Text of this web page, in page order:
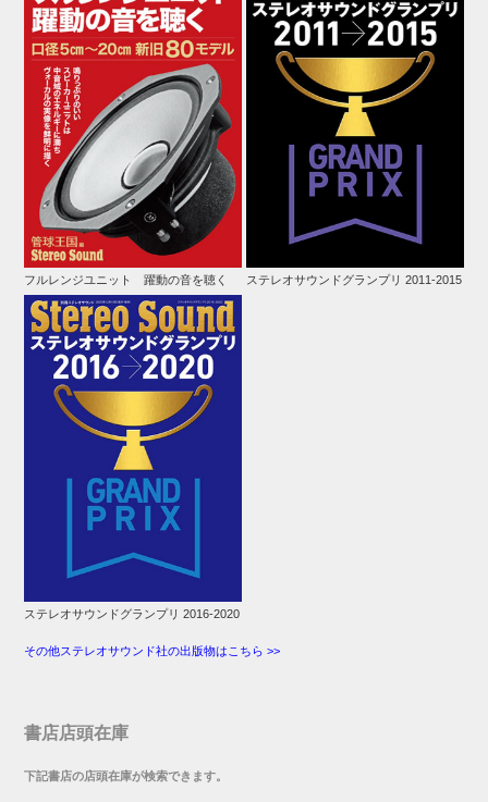
フルレンジユニット 躍動の音を聴く ステレオサウンドグランプリ 2011-2015
ステレオサウンドグランプリ 2016-2020
その他ステレオサウンド社の出版物はこちら >>
書店店頭在庫
下記書店の店頭在庫が検索できます。